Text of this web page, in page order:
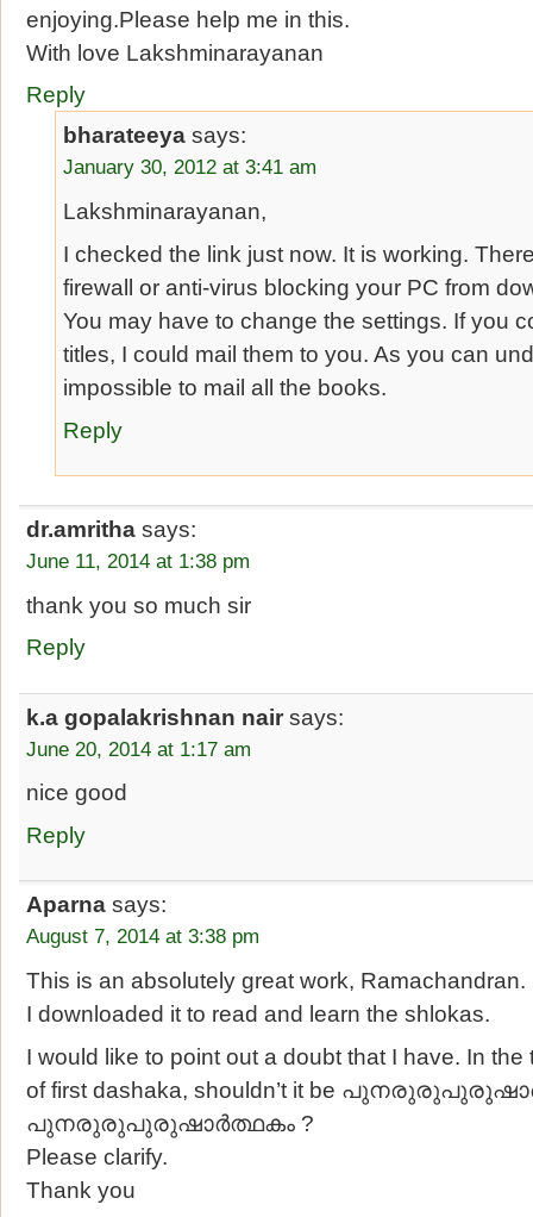
enjoying.Please help me in this.
With love Lakshminarayanan
Reply
bharateeya says:
January 30, 2012 at 3:41 am
Lakshminarayanan,
I checked the link just now. It is working.
firewall or anti-virus blocking your PC from
You may have to change the settings. If you
titles, I could mail them to you. As you can
impossible to mail all the books.
Reply
dr.amritha says:
June 11, 2014 at 1:38 pm
thank you so much sir
Reply
k.a gopalakrishnan nair says:
June 20, 2014 at 1:17 am
nice good
Reply
Aparna says:
August 7, 2014 at 3:38 pm
This is an absolutely great work, Ramachandran.
I downloaded it to read and learn the shlokas.
I would like to point out a doubt that I have. In the
of first dashaka, shouldn’t it be
പുനരുരുപുരുഷാര്‍ത്ഥകം ?
Please clarify.
Thank you